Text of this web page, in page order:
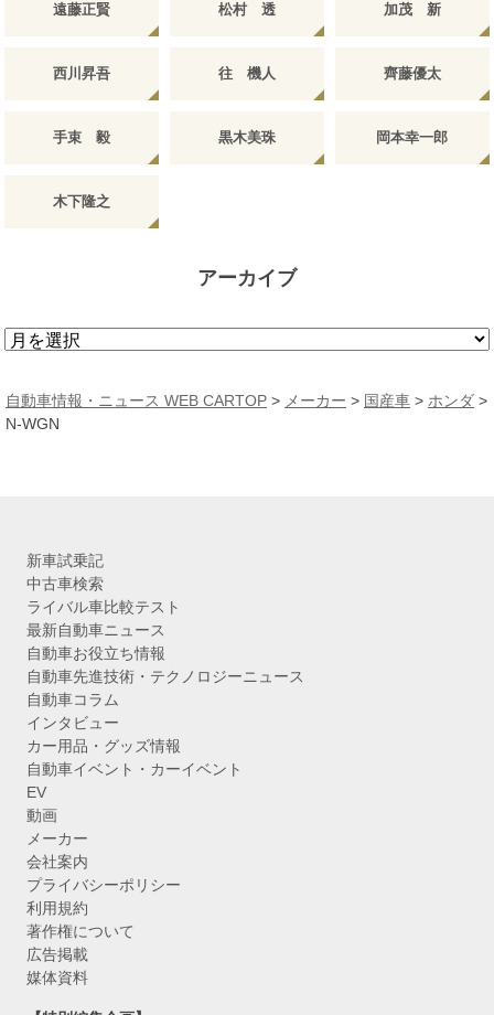
遠藤正賢 松村 透 加茂 新
西川昇吾 往 機人 齊藤優太
手束 毅 黒木美珠 岡本幸一郎
木下隆之
アーカイブ
ア
カ
イ
自動車情報・ニュース WEB CARTOP > メーカー > 国産車 > ホンダ >
N-WGN
新車試乗記
中古車検索
ライバル車比較テスト
最新自動車ニュース
自動車お役立ち情報
自動車先進技術・テクノロジーニュース
自動車コラム
インタビュー
カー用品・グッズ情報
自動車イベント・カーイベント
EV
動画
メーカー
会社案内
プライバシーポリシー
利用規約
著作権について
広告掲載
媒体資料